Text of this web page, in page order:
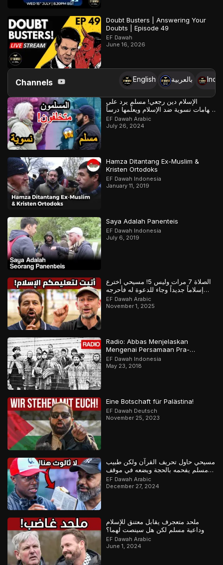
Doubt Busters | Answering Your
Doubts | Episode 49
EF Dawah
June 16, 2026
Channels English بالعربية
الإسلام دين رجعي! مسلم يرد على
اتهامات نسوية ضد الإسلام ويعلّمها درساً
لن تنساه
EF Dawah Arabic
July 26, 2024
Hamza Ditantang Ex-Muslim &
Kristen Ortodoks
EF Dawah Indonesia
January 11, 2019
Saya Adalah Panenteis
EF Dawah Indonesia
July 6, 2019
الصلاة 7 مرات وليس 5! مسيحي اخترع
إسلاماً جديداً وجاء للدعوة له فأحرجه
المسلم
EF Dawah Arabic
November 1, 2025
Radio: Abbas Menjelaskan
Mengenai Persamaan Pra-
Holokaus Dan Islamofobia.
EF Dawah Indonesia
May 23, 2018
Eine Botschaft für Palästina!
EF Dawah Deutsch
November 25, 2023
مسيحي حاول تحريف القرآن ولكن طبيب
مسلم يفحمه بالحجة ويضعه في موقف
محرج
EF Dawah Arabic
December 27, 2024
ملحد متعجرف يقابل معتنق للإسلام
وداعية مسلم لكن هل سينصت لهما؟
EF Dawah Arabic
June 1, 2024